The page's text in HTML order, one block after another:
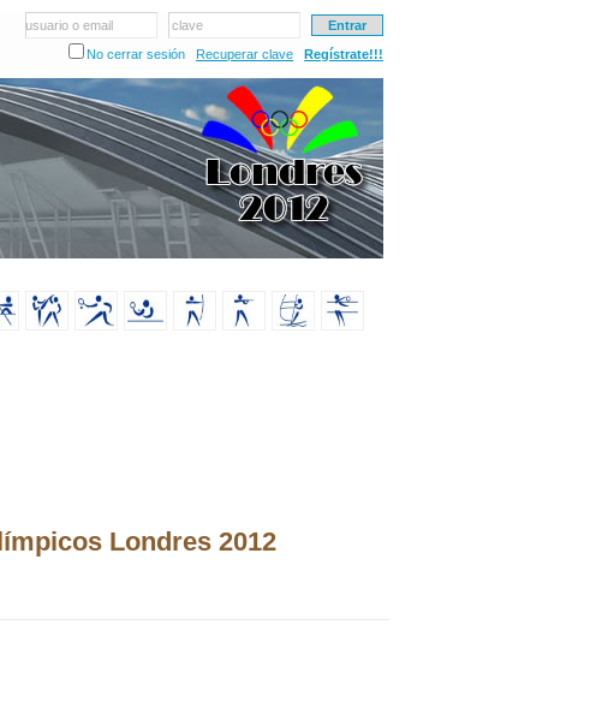
usuario o email
clave
No cerrar sesión
Recuperar clave Regístrate!!!
Londres 2012